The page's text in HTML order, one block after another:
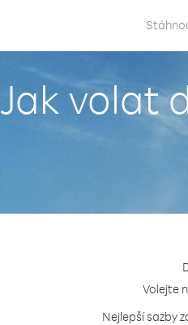
Jak volat
Volejte
Nejlepší sazby